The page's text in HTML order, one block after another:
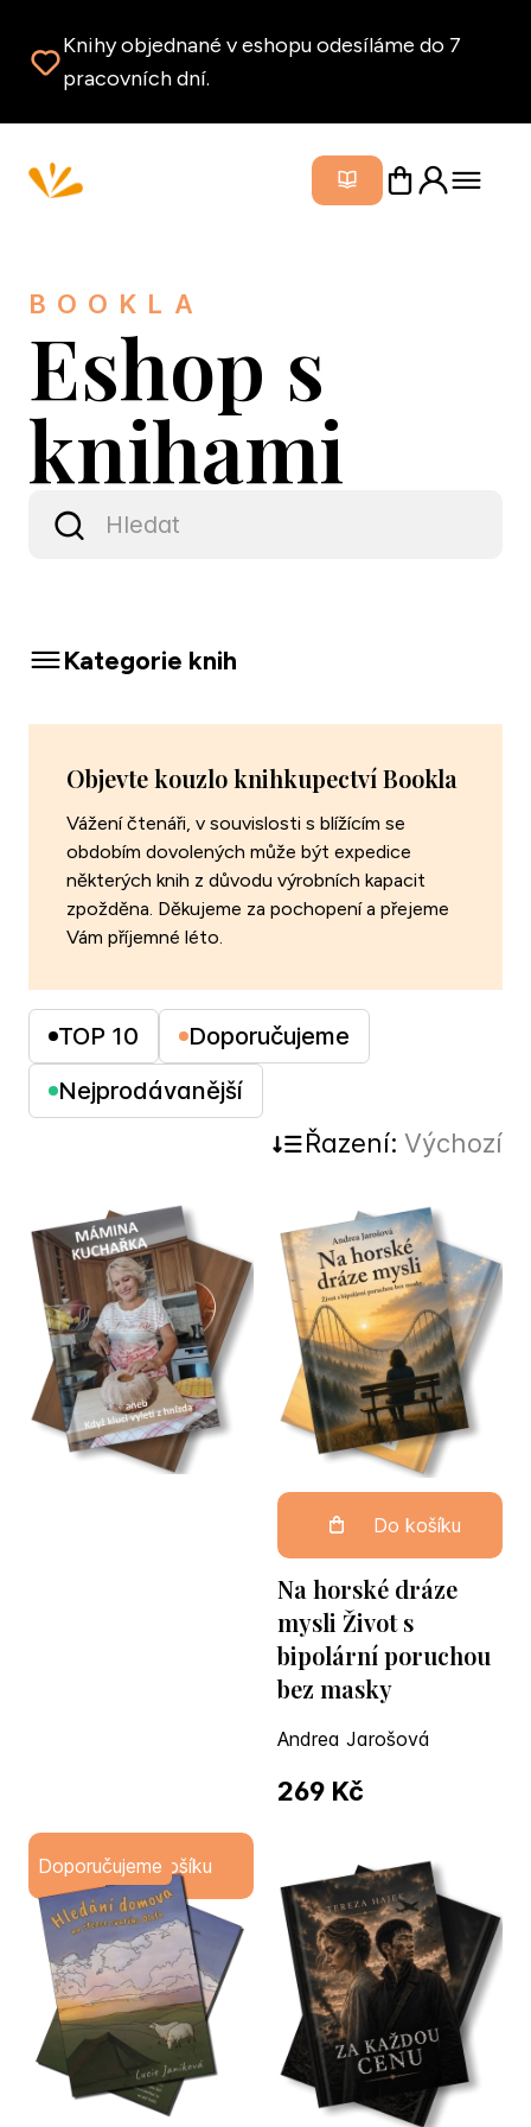
Knihy objednané v eshopu odesíláme do 7
pracovních dní.
Zavřít
BOOKLA
Eshop s
knihami
Zavřít menu
Kategorie knih
Objevte kouzlo knihkupectví Bookla
Vážení čtenáři, v souvislosti s blížícím se
obdobím dovolených může být expedice
některých knih z důvodu výrobních kapacit
zpožděna. Děkujeme za pochopení a přejeme
Vám příjemné léto.
TOP 10
Doporučujeme
Nejprodávanější
Řazení: Výchozí
Do košíku
Do košíku
Na horské dráze
mysli Život s
bipolární poruchou
bez masky
Andrea Jarošová
269 Kč
Doporučujeme